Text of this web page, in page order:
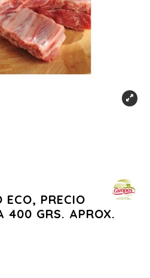
ECO, PRECIO
400 GRS. APROX.